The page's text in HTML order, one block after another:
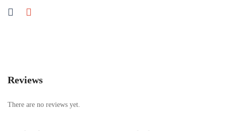
Reviews
There are no reviews yet.